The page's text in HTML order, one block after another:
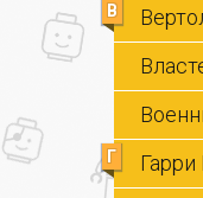
В
Г
Гарри